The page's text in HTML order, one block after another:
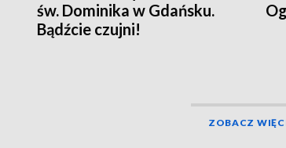
św. Dominika w Gdańsku.
Bądźcie czujni!
ZOBACZ